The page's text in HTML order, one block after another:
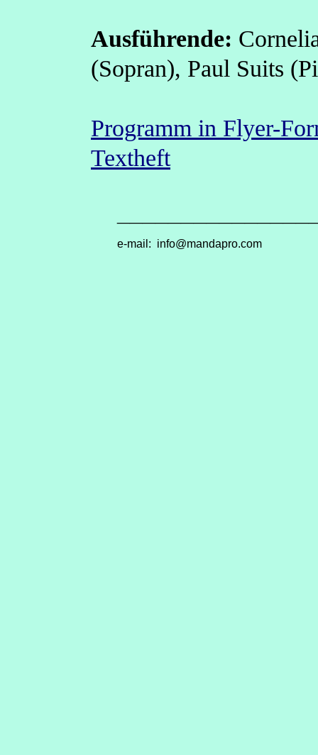
Ausführende:
(Sopran), Paul Suits
Programm in Flyer-
Textheft
e-mail: